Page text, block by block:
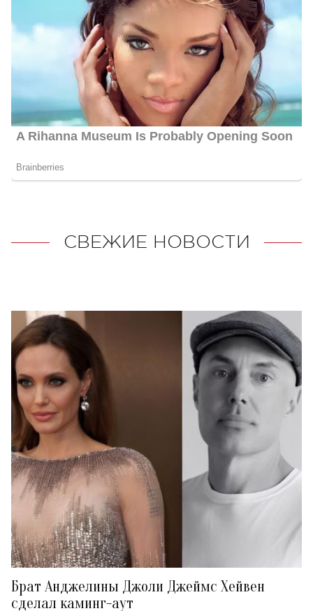
СВЕЖИЕ НОВОСТИ
Брат Анджелины Джоли Джеймс Хейвен
сделал каминг-аут